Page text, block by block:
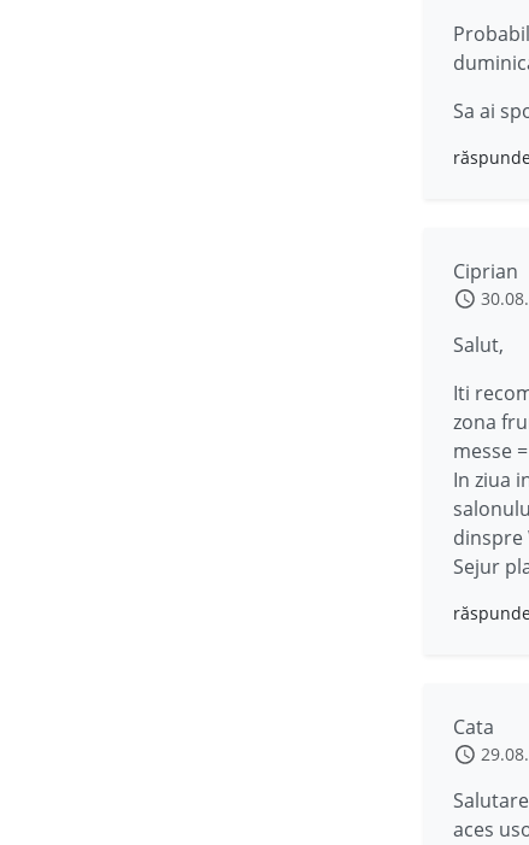
Sa ai
Ciprian
Salut,
Iti
zona
messe
In ziua
dinspre
Sejur
Cata
aces